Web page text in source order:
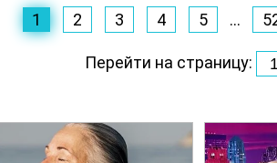
1 2 3 4 5 ...
Перейти на страницу: